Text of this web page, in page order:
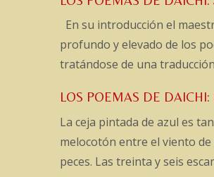
En su introducción el
profundo y elevado de los
tratándose de una
LOS POEMAS DE
La ceja pintada de azul es
melocotón entre el viento
peces. Las treinta y seis